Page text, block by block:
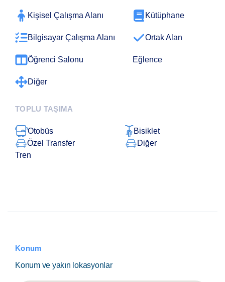
Kişisel Çalışma Alanı Kütüphane
Bilgisayar Çalışma Alanı Ortak Alan
Öğrenci Salonu Eğlence
Diğer
TOPLU TAŞIMA
Otobüs
Bisiklet
Özel Transfer
Diğer
Tren
Konum
Konum ve yakın lokasyonlar